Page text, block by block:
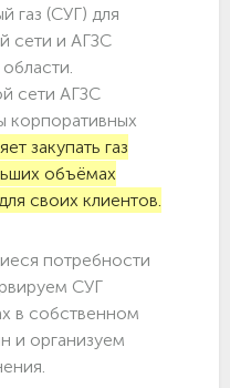
газ (СУГ) для
сети и АГЗС
сети АГЗС
корпоративных
закупать газ
объёмах
своих клиентов.
потребности
СУГ
в собственном
и организуем